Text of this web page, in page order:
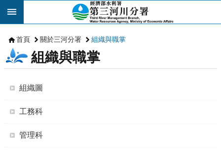
跳到主要內容區塊
首頁 關於三河分署 組織與職掌
組織與職掌
組織圖
工務科
管理科